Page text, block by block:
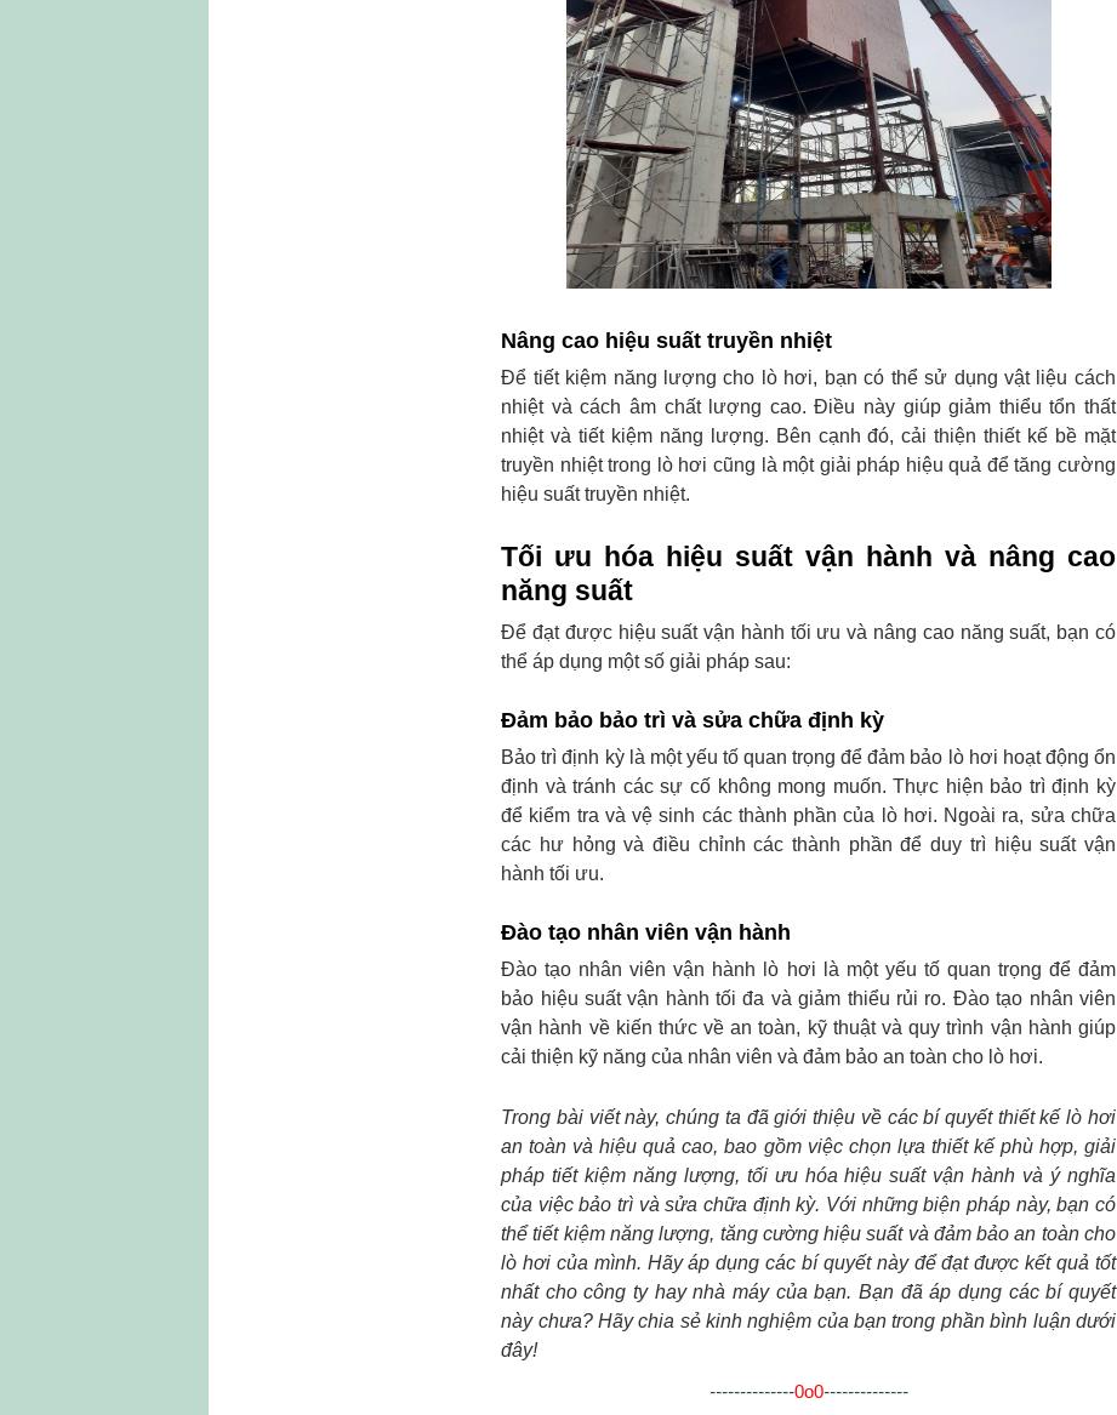
Nâng cao hiệu suất truyền nhiệt
Để tiết kiệm năng lượng cho lò hơi, bạn có thể sử dụng vật liệu cách
nhiệt và cách âm chất lượng cao. Điều này giúp giảm thiểu tổn thất
nhiệt và tiết kiệm năng lượng. Bên cạnh đó, cải thiện thiết kế bề mặt
truyền nhiệt trong lò hơi cũng là một giải pháp hiệu quả để tăng cường
hiệu suất truyền nhiệt.
Tối ưu hóa hiệu suất vận hành và nâng cao
năng suất
Để đạt được hiệu suất vận hành tối ưu và nâng cao năng suất, bạn có
thể áp dụng một số giải pháp sau:
Đảm bảo bảo trì và sửa chữa định kỳ
Bảo trì định kỳ là một yếu tố quan trọng để đảm bảo lò hơi hoạt động ổn
định và tránh các sự cố không mong muốn. Thực hiện bảo trì định kỳ
để kiểm tra và vệ sinh các thành phần của lò hơi. Ngoài ra, sửa chữa
các hư hỏng và điều chỉnh các thành phần để duy trì hiệu suất vận
hành tối ưu.
Đào tạo nhân viên vận hành
Đào tạo nhân viên vận hành lò hơi là một yếu tố quan trọng để đảm
bảo hiệu suất vận hành tối đa và giảm thiểu rủi ro. Đào tạo nhân viên
vận hành về kiến thức về an toàn, kỹ thuật và quy trình vận hành giúp
cải thiện kỹ năng của nhân viên và đảm bảo an toàn cho lò hơi.
Trong bài viết này, chúng ta đã giới thiệu về các bí quyết thiết kế lò hơi
an toàn và hiệu quả cao, bao gồm việc chọn lựa thiết kế phù hợp, giải
pháp tiết kiệm năng lượng, tối ưu hóa hiệu suất vận hành và ý nghĩa
của việc bảo trì và sửa chữa định kỳ. Với những biện pháp này, bạn có
thể tiết kiệm năng lượng, tăng cường hiệu suất và đảm bảo an toàn cho
lò hơi của mình. Hãy áp dụng các bí quyết này để đạt được kết quả tốt
nhất cho công ty hay nhà máy của bạn. Bạn đã áp dụng các bí quyết
này chưa? Hãy chia sẻ kinh nghiệm của bạn trong phần bình luận dưới
đây!
--------------0o0--------------